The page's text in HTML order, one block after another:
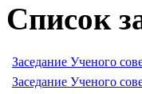
Список
Заседание Ученого
Заседание Ученого